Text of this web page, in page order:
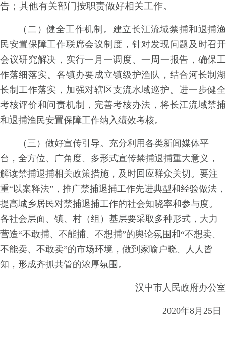
告 ；其他有关部门按职责做好相关工作。
（ 二 ）健全工作机制 。 建立长江流域禁捕和退捕渔
民安置保障工作联席会议制 度 ，针对发现问 题及时召开
会议研究解决 ，实行一月一调 度 、一周 一报告 ，确保工
作落细落实。各镇办要成立镇级护渔 队 ，结合河长制湖
长制工作落实 ，加强对辖区支流水域巡护。进一步健全
考核评价和问责机制 ，完善考核办法 ，将长江流域禁捕
和退捕渔民安置保障工作纳入绩效考核。
（三 ）做好宣传引 导。 充分利用各类新闻媒体平
台 ，全方位、广角 度、多形式宣传禁捕退捕重大意义 ，
解读禁捕退捕相关政策措施 ，及时回应群众关切 。要注
重“以案释法” ，推广禁捕退捕工作先进典型和经验做法 ，
提高城乡居民对禁捕退捕工作的社会知晓率和参与度。
各社会层面 、 镇、村 （组） 基层要采取多种形式 ， 大力
营造“不敢捕、 不能捕、 不想捕”的舆论氛围 和“不想卖、
不能卖、 不敢卖”的市场环境 ，做到家喻户晓、人人皆
知 ，形成齐抓共管的浓厚氛围。
汉中市人民政府办公室
2020年8月 25 日